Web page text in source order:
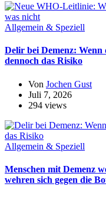
Allgemein & Speziell
Delir bei Demenz:
dennoch das Risiko
Von Jochen Gust
Juli 7, 2026
294 views
Allgemein & Speziell
Menschen mit Demenz
wehren sich gegen die